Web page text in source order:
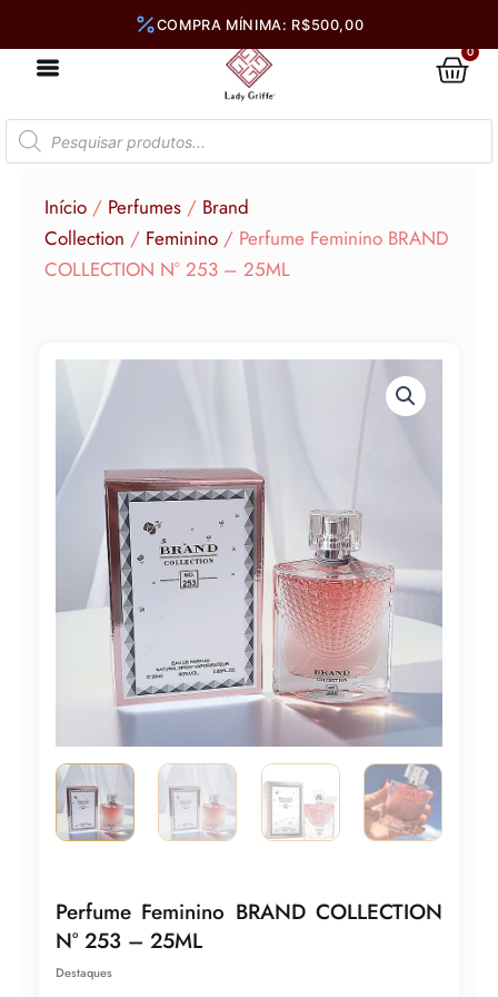
0
Pesquisar
produtos
Início / Perfumes / Brand
Collection / Feminino / Perfume Feminino BRAND
COLLECTION N° 253 – 25ML
Perfume Feminino BRAND COLLECTION
N° 253 – 25ML
Destaques